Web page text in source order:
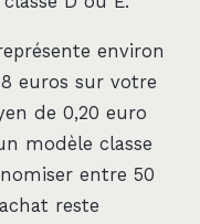
environ
euros sur votre
de 0,20 euro
modèle classe
entre 50
reste